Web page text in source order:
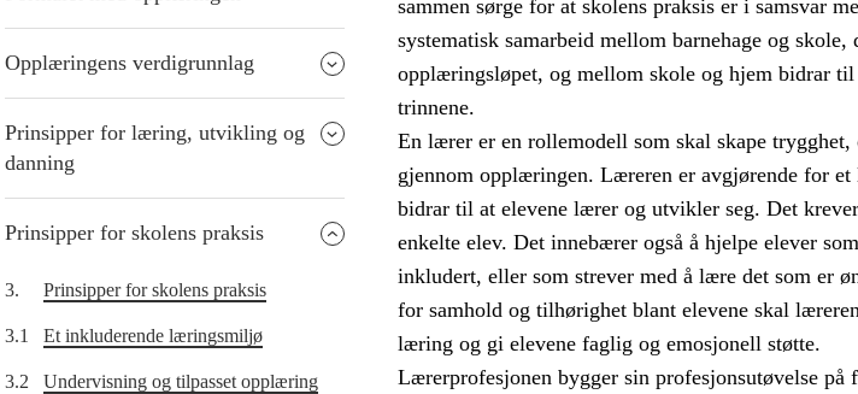
Opplæringens verdigrunnlag
Prinsipper for læring, utvikling og
danning
Prinsipper for skolens praksis
3. Prinsipper for skolens praksis
3.1 Et inkluderende læringsmiljø
3.2 Undervisning og tilpasset opplæring
sammen sørge for at skolens praksis er i samsvar
systematisk samarbeid mellom barnehage og
opplæringsløpet, og mellom skole og hjem bidrar til
trinnene.
En lærer er en rollemodell som skal skape trygghet,
gjennom opplæringen. Læreren er avgjørende for
bidrar til at elevene lærer og utvikler seg. Det
enkelte elev. Det innebærer også å hjelpe elever
inkludert, eller som strever med å lære det som er
for samhold og tilhørighet blant elevene skal
læring og gi elevene faglig og emosjonell støtte.
Lærerprofesjonen bygger sin profesjonsutøvelse på